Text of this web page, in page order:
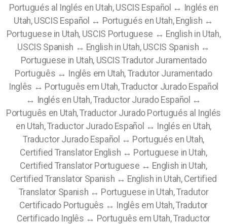
Portugués al Inglés en Utah, USCIS Español ↔ Inglés en
Utah, USCIS Español ↔ Portugués en Utah, English ↔
Portuguese in Utah, USCIS Portuguese ↔ English in Utah,
USCIS Spanish ↔ English in Utah, USCIS Spanish ↔
Portuguese in Utah, USCIS Tradutor Juramentado
Português ↔ Inglês em Utah, Tradutor Juramentado
Inglês ↔ Português em Utah, Traductor Jurado Español
↔ Inglés en Utah, Traductor Jurado Español ↔
Português en Utah, Traductor Jurado Portugués al Inglés
en Utah, Traductor Jurado Español ↔ Inglés en Utah,
Traductor Jurado Español ↔ Portugués en Utah,
Certified Translator English ↔ Portuguese in Utah,
Certified Translator Portuguese ↔ English in Utah,
Certified Translator Spanish ↔ English in Utah, Certified
Translator Spanish ↔ Portuguese in Utah, Tradutor
Certificado Português ↔ Inglês em Utah, Tradutor
Certificado Inglês ↔ Português em Utah, Traductor